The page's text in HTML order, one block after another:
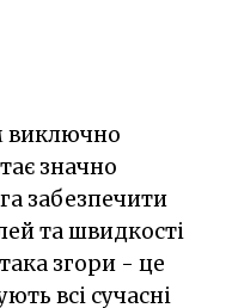
виключно
значно
забезпечити
та швидкості
згори - це
всі сучасні